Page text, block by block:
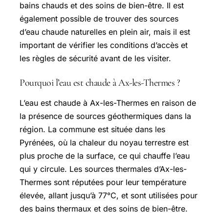
bains chauds et des soins de bien-être. Il est
également possible de trouver des sources
d’eau chaude naturelles en plein air, mais il est
important de vérifier les conditions d’accès et
les règles de sécurité avant de les visiter.
Pourquoi l’eau est chaude à Ax-les-Thermes ?
L’eau est chaude à Ax-les-Thermes en raison de
la présence de sources géothermiques dans la
région. La commune est située dans les
Pyrénées, où la chaleur du noyau terrestre est
plus proche de la surface, ce qui chauffe l’eau
qui y circule. Les sources thermales d’Ax-les-
Thermes sont réputées pour leur température
élevée, allant jusqu’à 77°C, et sont utilisées pour
des bains thermaux et des soins de bien-être.